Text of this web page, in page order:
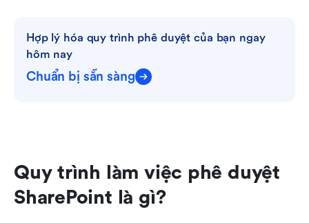
Hợp lý hóa quy trình phê duyệt của bạn ngay
hôm nay
Chuẩn bị sẵn sàng
Quy trình làm việc phê duyệt
SharePoint là gì?